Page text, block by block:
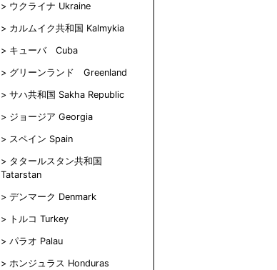
ウクライナ Ukraine
カルムイク共和国 Kalmykia
キューバ Cuba
グリーンランド Greenland
サハ共和国 Sakha Republic
ジョージア Georgia
スペイン Spain
タタールスタン共和国
Tatarstan
デンマーク Denmark
トルコ Turkey
パラオ Palau
ホンジュラス Honduras